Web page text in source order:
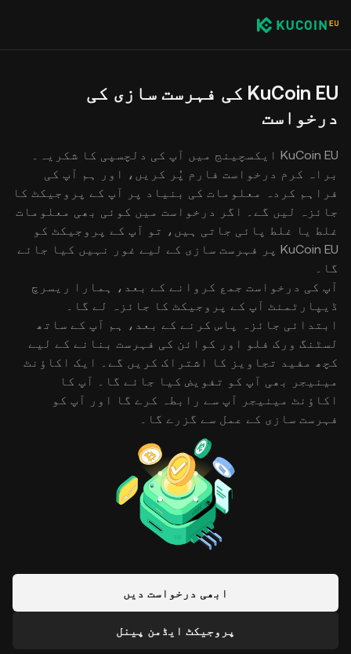
KuCoin EU کی فہرست سازی کی
درخواست
KuCoin EU ایکسچینج میں آپ کی دلچسپی کا شکریہ۔
براہ کرم درخواست فارم پُر کریں، اور ہم آپ کی
فراہم کردہ معلومات کی بنیاد پر آپ کے پروجیکٹ کا
جائزہ لیں گے۔ اگر درخواست میں کوئی بھی معلومات
غلط یا غلط پائی جاتی ہیں، تو آپ کے پروجیکٹ کو
KuCoin EU پر فہرست سازی کے لیے غور نہیں کیا جائے
گا۔
آپ کی درخواست جمع کروانے کے بعد، ہمارا ریسرچ
ڈیپارٹمنٹ آپ کے پروجیکٹ کا جائزہ لے گا۔
ابتدائی جائزہ پاس کرنے کے بعد، ہم آپ کے ساتھ
لسٹنگ ورک فلو اور کوائن کی فہرست بنانے کے لیے
کچھ مفید تجاویز کا اشتراک کریں گے۔ ایک اکاؤنٹ
مینیجر بھی آپ کو تفویض کیا جائے گا۔ آپ کا
اکاؤنٹ مینیجر آپ سے رابطہ کرے گا اور آپ کو
فہرست سازی کے عمل سے گزرے گا۔
ابھی درخواست دیں
پروجیکٹ ایڈمن پینل